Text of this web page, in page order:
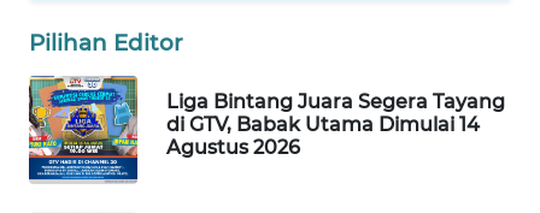
Pilihan Editor
Liga Bintang Juara Segera Tayang
di GTV, Babak Utama Dimulai 14
Agustus 2026
LAPAK
WAHANA
Wahana
Network